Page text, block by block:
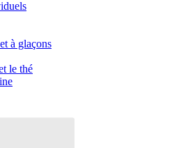
à glaçons
le thé